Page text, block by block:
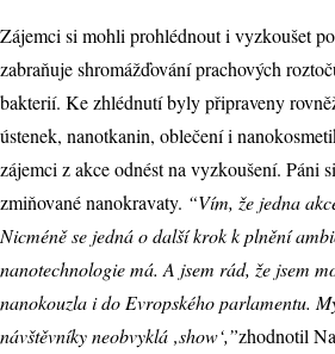
Zájemci si mohli prohlédnout i vyzkoušet
zabraňuje shromážďování prachových
bakterií. Ke zhlédnutí byly připraveny
ústenek, nanotkanin, oblečení i
zájemci z akce odnést na vyzkoušení. Páni
zmiňované nanokravaty. “Vím, že jedna
Nicméně se jedná o další krok k plnění
nanotechnologie má. A jsem rád, že jsem
nanokouzla i do Evropského parlamentu.
návštěvníky neobvyklá ‚show‘,”zhodnotil